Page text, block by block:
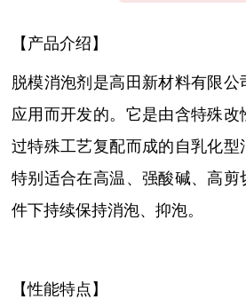
【产品介绍】
脱模消泡剂是高田新材料有限
应用而开发的。它是由含特殊
过特殊工艺复配而成的自乳化型
特别适合在高温、强酸碱、高剪
件下持续保持消泡、抑泡。
【性能特点】